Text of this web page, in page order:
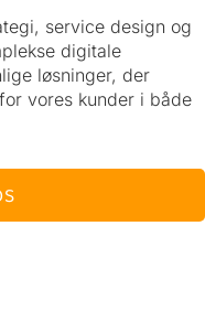
service design og
digitale
løsninger, der
vores kunder i både